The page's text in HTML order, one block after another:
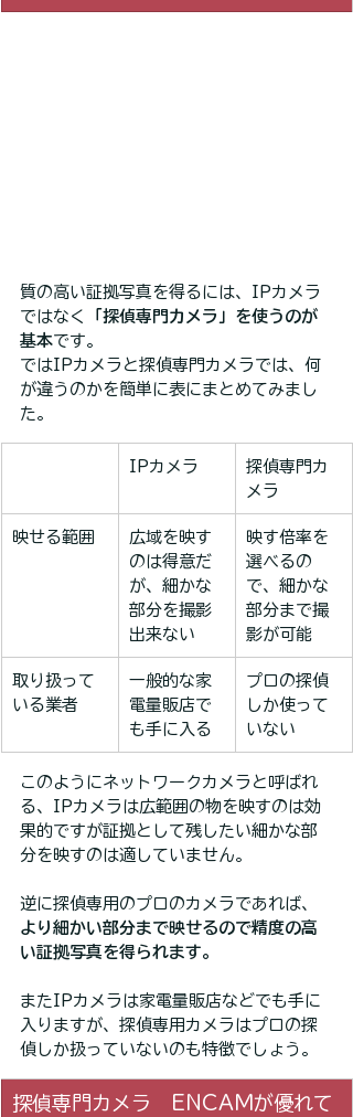
質の高い証拠写真を得るには、IPカメラ
ではなく
「探偵専門カメラ」を使うのが
基本です。
ではIPカメラと探偵専門カメラでは、何
が違うのかを簡単に表にまとめてみまし
た。
IPカメラ
探偵専門カ
メラ
映せる範囲
広域を映す
のは得意だ
が、細かな
部分を撮影
出来ない
映す倍率を
選べるの
で、細かな
部分まで撮
影が可能
取り扱って
いる業者
一般的な家
電量販店で
も手に入る
プロの探偵
しか使って
いない
このようにネットワークカメラと呼ばれ
る、IPカメラは広範囲の物を映すのは効
果的ですが証拠として残したい細かな部
分を映すのは適していません。
逆に探偵専用のプロのカメラであれば、
より細かい部分まで映せるので精度の高
い証拠写真を得られます。
またIPカメラは家電量販店などでも手に
入りますが、探偵専用カメラはプロの探
偵しか扱っていないのも特徴でしょう。
探偵専門カメラ　ENCAMが優れて